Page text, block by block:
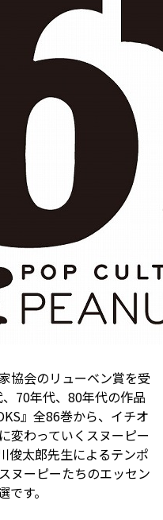
協会のリューベン賞を受
70年代、80年代の作品
』全86巻から、イチオ
変わっていくスヌーピー
俊太郎先生によるテンポ
ヌーピーたちのエッセン
す。